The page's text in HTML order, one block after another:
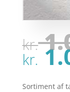
kr.
kr.
Sortiment af